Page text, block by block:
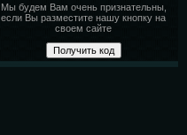
Мы будем Вам очень признательны,
если Вы разместите нашу кнопку на
своем сайте